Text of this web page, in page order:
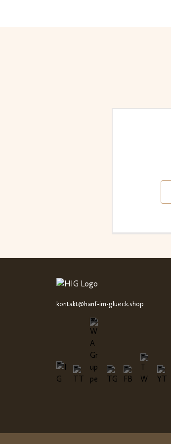
kontakt@hanf-im-glueck.shop